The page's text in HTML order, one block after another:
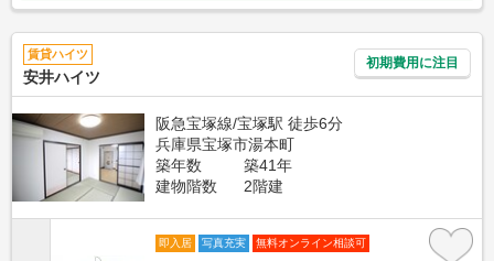
賃貸ハイツ
安井ハイツ
初期費用に注目
阪急宝塚線/宝塚駅 徒歩6分
兵庫県宝塚市湯本町
築年数
築41年
建物階数
2階建
即入居 写真充実 無料オンライン相談可